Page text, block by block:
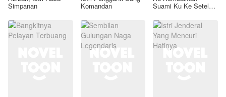
Simpanan Komandan Suami Ku Ke Setelan